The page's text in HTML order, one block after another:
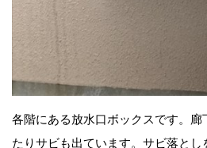
各階にある放水口ボックスです。廊
たりサビも出ています。サビ落とし